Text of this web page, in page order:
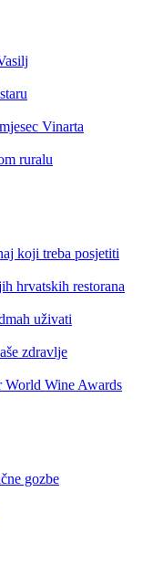
Vinarta
ruralu
koji treba posjetiti
hrvatskih restorana
uživati
zdravlje
World Wine Awards
gozbe